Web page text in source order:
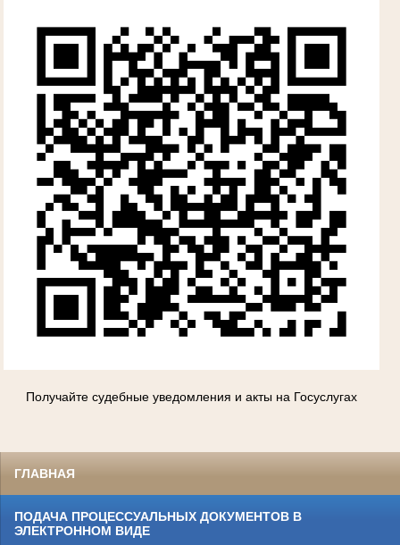
Получайте судебные уведомления и акты на Госуслугах
ГЛАВНАЯ
ПОДАЧА ПРОЦЕССУАЛЬНЫХ ДОКУМЕНТОВ В
ЭЛЕКТРОННОМ ВИДЕ